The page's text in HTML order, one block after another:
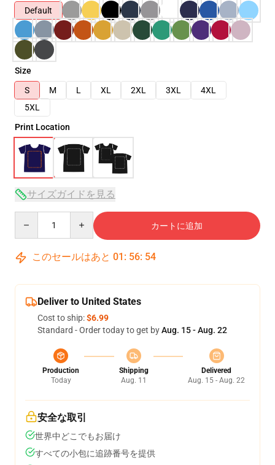
Default
Size
S
M L XL 2XL 3XL
4XL
5XL
Print Location
サイズガイドを見る
カートに追加
このセールはあと 01 : 56: 53
Deliver to United States
Cost to ship:$6.99
Standard - Order today to get byAug. 15 - Aug. 22
Production
Today
Shipping
Aug. 11
Delivered
Aug. 15 - Aug. 22
安全な取引
世界中どこでもお届け
すべての小包に追跡番号を提供